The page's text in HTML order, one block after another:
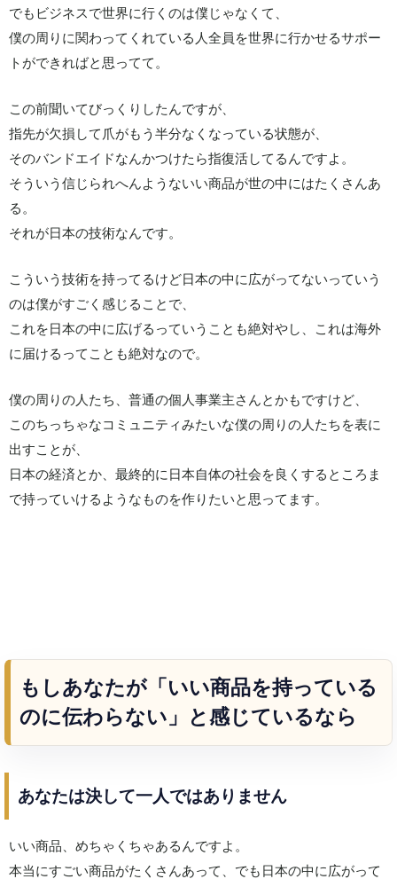
でもビジネスで世界に行くのは僕じゃなくて、
僕の周りに関わってくれている人全員を世界に行かせるサポー
トができればと思ってて。
この前聞いてびっくりしたんですが、
指先が欠損して爪がもう半分なくなっている状態が、
そのバンドエイドなんかつけたら指復活してるんですよ。
そういう信じられへんようないい商品が世の中にはたくさんあ
る。
それが日本の技術なんです。
こういう技術を持ってるけど日本の中に広がってないっていう
のは僕がすごく感じることで、
これを日本の中に広げるっていうことも絶対やし、これは海外
に届けるってことも絶対なので。
僕の周りの人たち、普通の個人事業主さんとかもですけど、
このちっちゃなコミュニティみたいな僕の周りの人たちを表に
出すことが、
日本の経済とか、最終的に日本自体の社会を良くするところま
で持っていけるようなものを作りたいと思ってます。
もしあなたが「いい商品を持っている
のに伝わらない」と感じているなら
あなたは決して一人ではありません
いい商品、めちゃくちゃあるんですよ。
本当にすごい商品がたくさんあって、でも日本の中に広がって